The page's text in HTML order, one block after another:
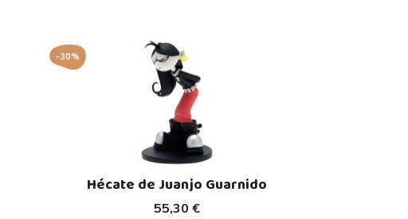
-30%
55,30 €
Hécate de Juanjo Guarnido